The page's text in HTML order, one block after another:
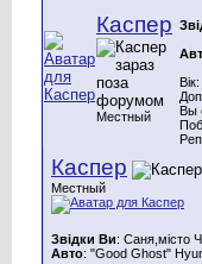
Каспер
Местный
Вы
Каспер
Местный
Звідки Ви: Саня,місто
Авто: "Good Ghost"